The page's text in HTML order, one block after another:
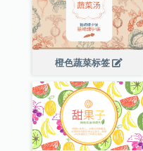
橙色蔬菜标签